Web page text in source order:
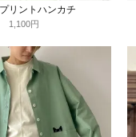
リントハンカチ
1,100円